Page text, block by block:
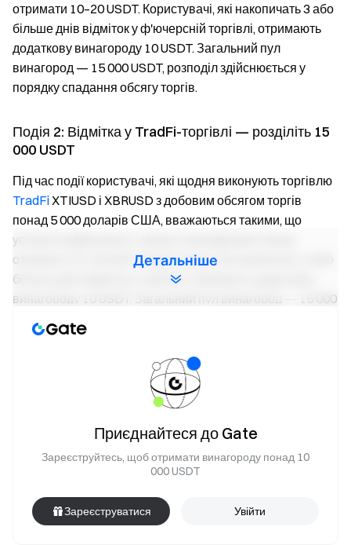
отримати 10–20 USDT. Користувачі, які накопичать 3 або
більше днів відміток у ф'ючерсній торгівлі, отримають
додаткову винагороду 10 USDT. Загальний пул
винагород — 15 000 USDT, розподіл здійснюється у
порядку спадання обсягу торгів.
Подія 2: Відмітка у TradFi-торгівлі — розділіть 15
000 USDT
Під час події користувачі, які щодня виконують торгівлю
TradFiXTIUSD і XBRUSD з добовим обсягом торгів
понад 5 000 доларів США, вважаються такими, що
успішно відмітилися, і можуть випадковим чином
отримати 10–20 USDT. Користувачі, які накопичать 3 або
більше днів відміток у торгівлі, отримають додаткову
винагороду 10 USDT. Загальний пул винагород — 15 000
торгів.
Подія 3: Лідерборд за сукупним обсягом торгів —
отримайте до 300 USDT на користувача
Під час події користувачі, чий сукупний обсяг торгів
досягне 30 000 доларів США, можуть розділити
призовий пул у 20 000 USDT пропорційно до власної
розподіляються у порядку спадання обсягу торгів,
максимальна сума на одного користувача — 300 USDT.
Детальніше
Приєднайтеся до Gate
Зареєструйтесь, щоб отримати винагороду понад 10
000 USDT
Зареєструватися Увійти